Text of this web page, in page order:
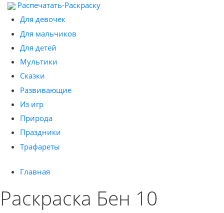
Распечатать-Раскраску
Для девочек
Для мальчиков
Для детей
Мультики
Сказки
Развивающие
Из игр
Природа
Праздники
Трафареты
Главная
Раскраска Бен 10